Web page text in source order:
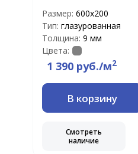
Размер: 600х200
Тип: глазурованная
Толщина: 9 мм
Цвета:
1 390 руб./м2
В корзину
Смотреть
наличие